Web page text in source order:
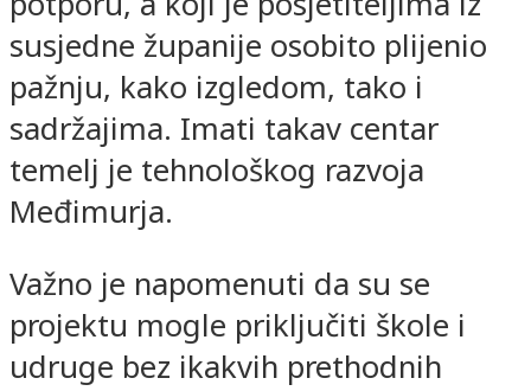
susjedne županije osobito plijenio
pažnju, kako izgledom, tako i
sadržajima. Imati takav centar
temelj je tehnološkog razvoja
Međimurja.
Važno je napomenuti da su se
projektu mogle priključiti škole i
udruge bez ikakvih prethodnih